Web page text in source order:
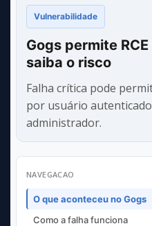
Vulnerabilidade
Gogs permite
saiba o risco
Falha crítica pode
por usuário
administrador.
NAVEGACAO
O que aconteceu no Gogs
Como a falha funciona